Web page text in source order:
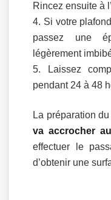
Rincez ensuite à
Si votre
passez une
légèrement
Laissez
pendant 24 à 48
La préparation
va accrocher
effectuer le
d’obtenir une